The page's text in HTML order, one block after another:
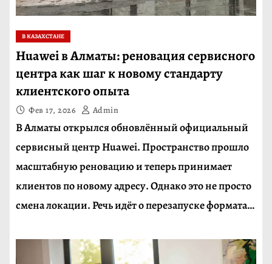
В КАЗАХСТАНЕ
Huawei в Алматы: реновация сервисного
центра как шаг к новому стандарту
клиентского опыта
Фев 17, 2026 Admin
В Алматы открылся обновлённый официальный
сервисный центр Huawei. Пространство прошло
масштабную реновацию и теперь принимает
клиентов по новому адресу. Однако это не просто
смена локации. Речь идёт о перезапуске формата…